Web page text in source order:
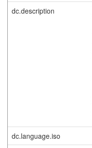
dc.description
dc.language.iso